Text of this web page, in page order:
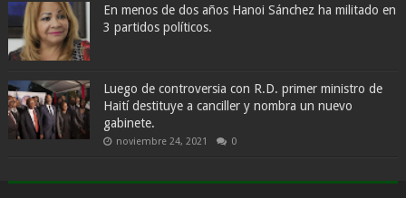
En menos de dos años Hanoi Sánchez ha militado en
3 partidos políticos.
Luego de controversia con R.D. primer ministro de
Haití destituye a canciller y nombra un nuevo
gabinete.
noviembre 24, 2021 0